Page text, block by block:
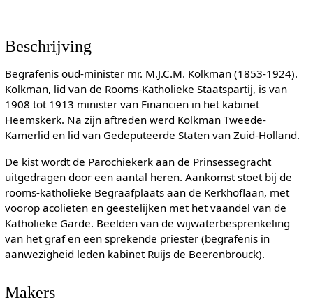
Beschrijving
Begrafenis oud-minister mr. M.J.C.M. Kolkman (1853-1924).
Kolkman, lid van de Rooms-Katholieke Staatspartij, is van
1908 tot 1913 minister van Financien in het kabinet
Heemskerk. Na zijn aftreden werd Kolkman Tweede-
Kamerlid en lid van Gedeputeerde Staten van Zuid-Holland.
De kist wordt de Parochiekerk aan de Prinsessegracht
uitgedragen door een aantal heren. Aankomst stoet bij de
rooms-katholieke Begraafplaats aan de Kerkhoflaan, met
voorop acolieten en geestelijken met het vaandel van de
Katholieke Garde. Beelden van de wijwaterbesprenkeling
van het graf en een sprekende priester (begrafenis in
aanwezigheid leden kabinet Ruijs de Beerenbrouck).
Makers